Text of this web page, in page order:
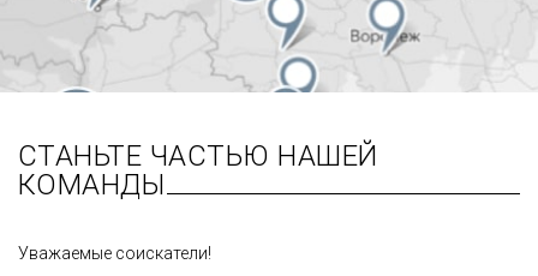
СТАНЬТЕ ЧАСТЬЮ НАШЕЙ
КОМАНДЫ
Уважаемые соискатели!